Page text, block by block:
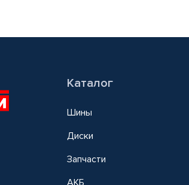
Каталог
Шины
Диски
Запчасти
АКБ